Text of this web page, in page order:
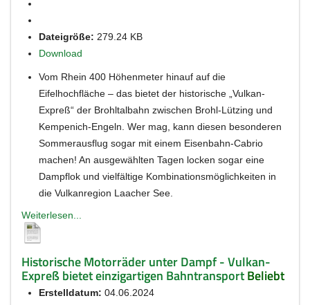
Dateigröße: 279.24 KB
Download
Vom Rhein 400 Höhenmeter hinauf auf die
Eifelhochfläche – das bietet der historische „Vulkan-
Expreß“ der Brohltalbahn zwischen Brohl-Lützing und
Kempenich-Engeln. Wer mag, kann diesen besonderen
Sommerausflug sogar mit einem Eisenbahn-Cabrio
machen! An ausgewählten Tagen locken sogar eine
Dampflok und vielfältige Kombinationsmöglichkeiten in
die Vulkanregion Laacher See.
Weiterlesen...
Historische Motorräder unter Dampf - Vulkan-
Expreß bietet einzigartigen BahntransportBeliebt
Erstelldatum: 04.06.2024